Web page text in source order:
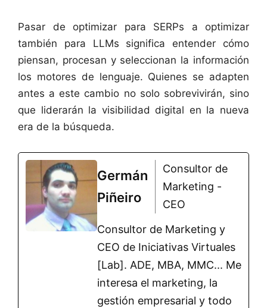
Pasar de optimizar para SERPs a optimizar
también para LLMs significa entender cómo
piensan, procesan y seleccionan la información
los motores de lenguaje. Quienes se adapten
antes a este cambio no solo sobrevivirán, sino
que liderarán la visibilidad digital en la nueva
era de la búsqueda.
Germán
Piñeiro
Consultor de
Marketing -
CEO
Consultor de Marketing y
CEO de Iniciativas Virtuales
[Lab]. ADE, MBA, MMC... Me
interesa el marketing, la
gestión empresarial y todo